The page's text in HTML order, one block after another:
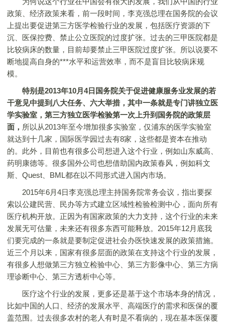
政策、经济政策来看，前一段时间，李克强总理在国务院的会议
上提出要促进第三方医学检验行业的发展，包括医疗资源的下
沉、医保控费、禁止公立医院的过度扩张。过去的三甲医院都是
比较病床的数量，目前却要禁止三甲医院过度扩张。所以说要不
断地提高自身的***水平和运营效率，而不是盲目比较病床规
模。
特别是2013年10月4日国务院关于促进健康服务业发展的若
干意见中提到八大任务、六大举措，其中一条就是专门讲独立医
学实验室，第三方独立医学检验第一次上升到国务院的政策层
面， 所以从2013年至今增加很多实验室，仅浦东的医学实验室
就达到十几家，国际医学园过去有8家，这些都是资本在推动
的。此外，目前也有很多公司想进入这个行业，例如山东威高、
药明康德等。很多国外公司也想借助国内政策春风，例如科文
斯、Quest、BML都在以不同形式进入国内市场。
2015年6月4日李克强总理主持国务院常务会议，指出要探
索以公建民营、民办等方式建立区域性检验检测中心，面向所有
医疗机构开放。正因为有国家政策的大力支持，这个行业的未来
发展无可估量，未来还有很多东西可能释放。2015年12月底我
们要完成的一条就是要制定促进社会办医快速发展的政策措施。
近三个月以来，国家有很多层面的政策在支持这个行业的发展，
有很多人想做第三方独立检验中心、第三方影像中心、第三方病
理诊断中心、第三方透析中心等。
医疗这个行业的发展，更多还是基于这个市场本身的情况，
比如中国的人口、经济的发展水平、高端医疗的需求和医保的覆
盖范围。过去很多农村的老人有时是不看病的，现在基本医保覆